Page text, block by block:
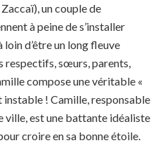
un couple de
à peine de s’installer
d’être un long fleuve
respectifs, sœurs, parents,
compose une véritable «
! Camille, responsable
ville, est une battante idéaliste
croire en sa bonne étoile.